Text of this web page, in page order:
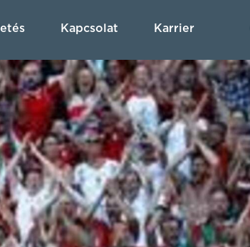
Kapcsolat Karrier